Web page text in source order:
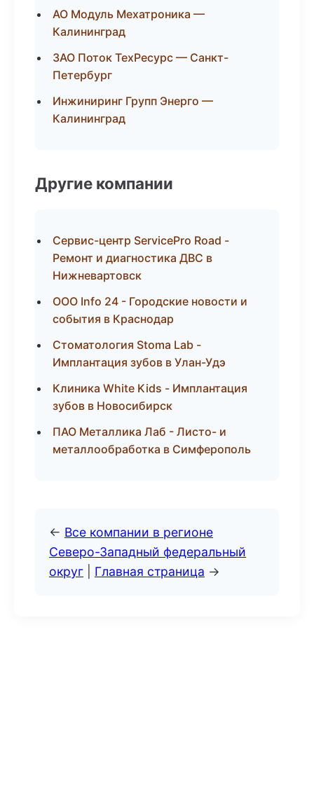
АО Модуль Мехатроника —
Калининград
ЗАО Поток ТехРесурс — Санкт-
Петербург
Инжиниринг Групп Энерго —
Калининград
Другие компании
Сервис-центр ServicePro Road -
Ремонт и диагностика ДВС в
Нижневартовск
ООО Info 24 - Городские новости и
события в Краснодар
Стоматология Stoma Lab -
Имплантация зубов в Улан-Удэ
Клиника White Kids - Имплантация
зубов в Новосибирск
ПАО Металлика Лаб - Листо- и
металлообработка в Симферополь
← Все компании в регионе
Северо-Западный федеральный
округ
Главная страница →